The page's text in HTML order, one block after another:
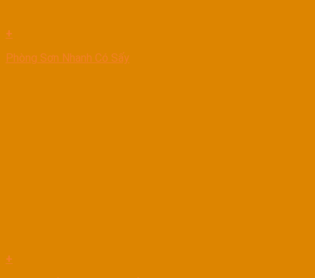
+
Phòng Sơn Nhanh Có Sấy
+